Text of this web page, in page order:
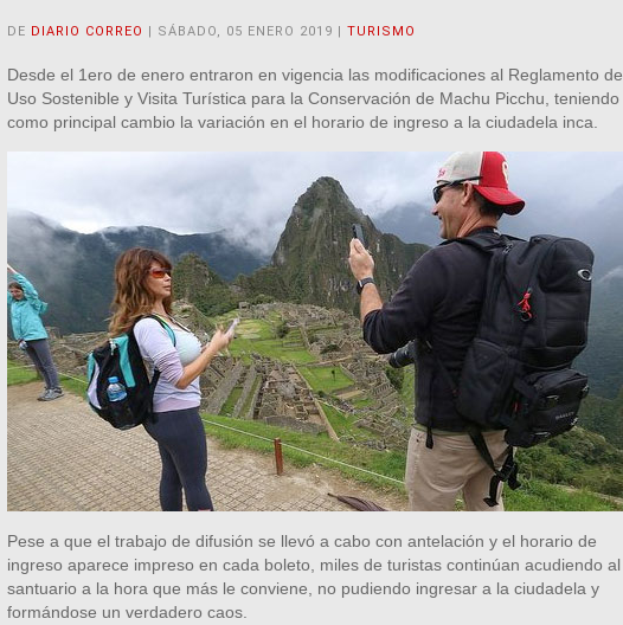
DE DIARIO CORREO | SÁBADO, 05 ENERO 2019 | TURISMO
Desde el 1ero de enero entraron en vigencia las modificaciones al Reglamento de
Uso Sostenible y Visita Turística para la Conservación de Machu Picchu, teniendo
como principal cambio la variación en el horario de ingreso a la ciudadela inca.
Pese a que el trabajo de difusión se llevó a cabo con antelación y el horario de
ingreso aparece impreso en cada boleto, miles de turistas continúan acudiendo al
santuario a la hora que más le conviene, no pudiendo ingresar a la ciudadela y
formándose un verdadero caos.